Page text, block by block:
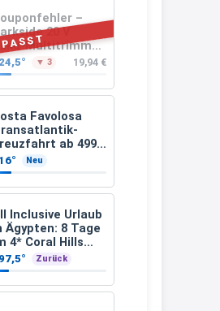
–
20 V
Multitrimmer
20-Li A1
Akku und
▼ 3 19,94 €
Favolosa
ab 499€
18 Nächte von
nach
Neu
Inclusive Urlaub
Ägypten: 8 Tage
4* Coral Hills
Marsa Alam
Flüge ab 299 €
Zurück
stornieren und
bestellen, da man
oder auch
im
oder an der Kasse
Kauf einlösen kann.
den Gutschein